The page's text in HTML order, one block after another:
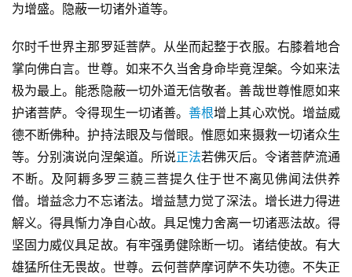
为增盛。隐蔽一切诸外道等。
尔时千世界主那罗延菩萨。从坐而起整于衣服。右膝着地合
掌向佛白言。世尊。如来不久当舍身命毕竟涅槃。今如来法
极为最上。能悉隐蔽一切外道无信敬者。善哉世尊惟愿如来
护诸菩萨。令得现生一切诸善。善根增上其心欢悦。增益威
德不断佛种。护持法眼及与僧眼。惟愿如来摄救一切诸众生
等。分别演说向涅槃道。所说正法若佛灭后。令诸菩萨流通
不断。及阿耨多罗三藐三菩提久住于世不离见佛闻法供养
僧。增益念力不忘诸法。增益慧力觉了深法。增长进力得进
解义。得具惭力净自心故。具足愧力舍离一切诸恶法故。得
坚固力威仪具足故。有牢强勇健除断一切。诸结使故。有大
雄猛所住无畏故。世尊。云何菩萨摩诃萨不失功德。不失正